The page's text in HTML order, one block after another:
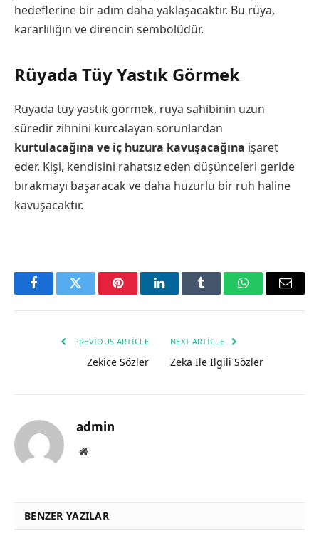
hedeflerine bir adım daha yaklaşacaktır. Bu rüya,
kararlılığın ve direncin sembolüdür.
Rüyada Tüy Yastık Görmek
Rüyada tüy yastık görmek, rüya sahibinin uzun
süredir zihnini kurcalayan sorunlardan
kurtulacağına ve iç huzura kavuşacağına işaret
eder. Kişi, kendisini rahatsız eden düşünceleri geride
bırakmayı başaracak ve daha huzurlu bir ruh haline
kavuşacaktır.
FacebookTwitter PinterestLinkedInTumblr WhatsAppEmail
PREVIOUS ARTICLE
Zekice Sözler
NEXT ARTICLE
Zeka İle İlgili Sözler
admin
Website
BENZER YAZILAR